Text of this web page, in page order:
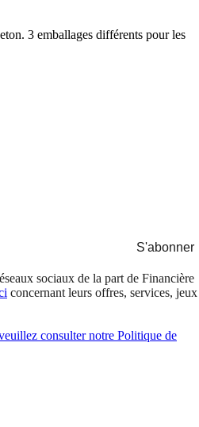
3 emballages différents pour les
S'abonner
sociaux de la part de Financière
concernant leurs offres, services,
consulter notre Politique de